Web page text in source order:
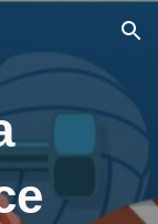
Skip to navigation